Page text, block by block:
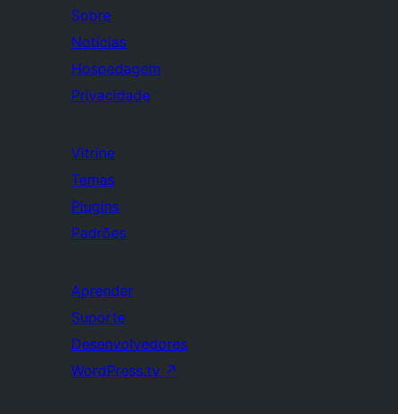
Sobre
Notícias
Hospedagem
Privacidade
Vitrine
Temas
Plugins
Padrões
Aprender
Suporte
Desenvolvedores
WordPress.tv ↗